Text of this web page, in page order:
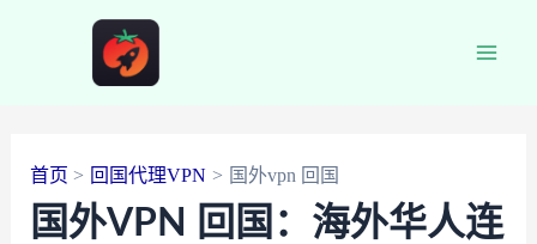
首页 回国代理VPN 国外vpn 回国
国外VPN 回国：海外华人连